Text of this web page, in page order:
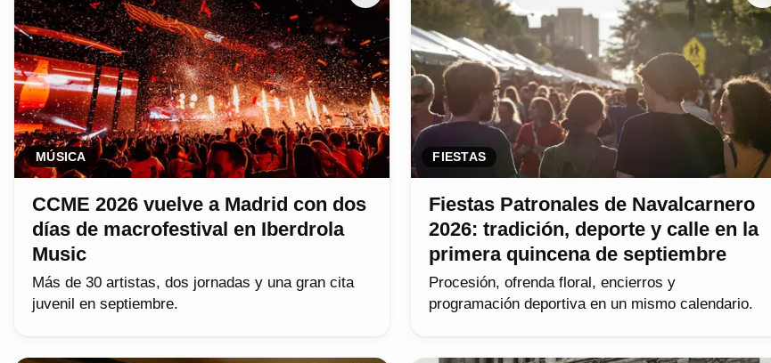
MÚSICA
CCME 2026 vuelve a Madrid con dos
días de macrofestival en Iberdrola
Music
Más de 30 artistas, dos jornadas y una gran cita
juvenil en septiembre.
FIESTAS
Fiestas Patronales de Navalcarnero
2026: tradición, deporte y calle en la
primera quincena de septiembre
Procesión, ofrenda floral, encierros y
programación deportiva en un mismo calendario.